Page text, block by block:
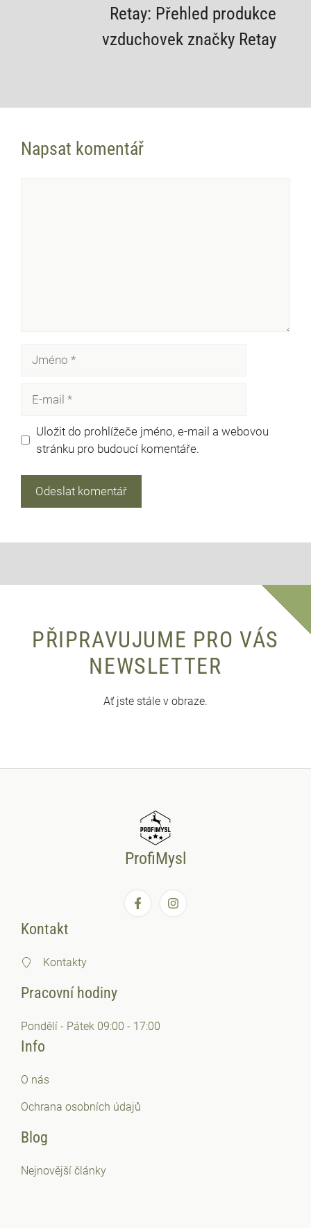
Retay: Přehled produkce
vzduchovek značky Retay
Napsat komentář
mail
Uložit do prohlížeče jméno, e-mail a webovou
stránku pro budoucí komentáře.
PŘIPRAVUJUME PRO VÁS
NEWSLETTER
Ať jste stále v obraze.
ProfiMysl
Kontakt
Kontakty
Pracovní hodiny
Pondělí - Pátek 09:00 - 17:00
Info
O nás
Ochrana osobních údajů
Blog
Nejnovější články